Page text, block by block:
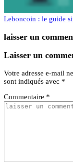
Leboncoin : le guide
laisser un
Laisser un
Votre adresse e-mail
sont indiqués avec *
Commentaire *